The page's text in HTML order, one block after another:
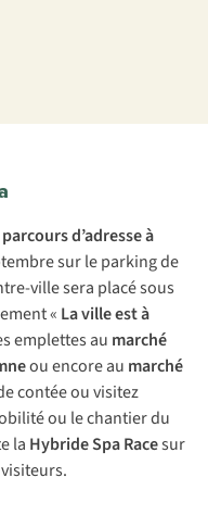
parcours d’adresse à
sur le parking de
ville sera placé sous
« La ville est à
emplettes au marché
ou encore au marché
contée ou visitez
ou le chantier du
la Hybride Spa Racesur